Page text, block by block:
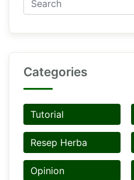
Categories
Tutorial
Resep Herba
Opinion